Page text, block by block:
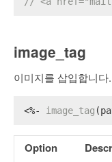
image_tag
이미지를 삽입합니다.
<%- image_tag
Option